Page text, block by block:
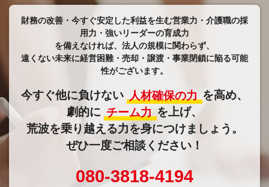
財務の改善・今すぐ安定した利益を生む営業力・介護職の採
用力・強いリーダーの育成力
​​​​​​​を備えなければ、法人の規模に関わらず、
遠くない未来に経営困難・売却・譲渡・事業閉鎖に陥る可能
性がございます。
今すぐ他に負けない 人材確保の力 を高め、
劇的に チーム力 を上げ、
荒波を乗り越える力を身につけましょう。
ぜひ一度ご相談ください！
080-3818-4194